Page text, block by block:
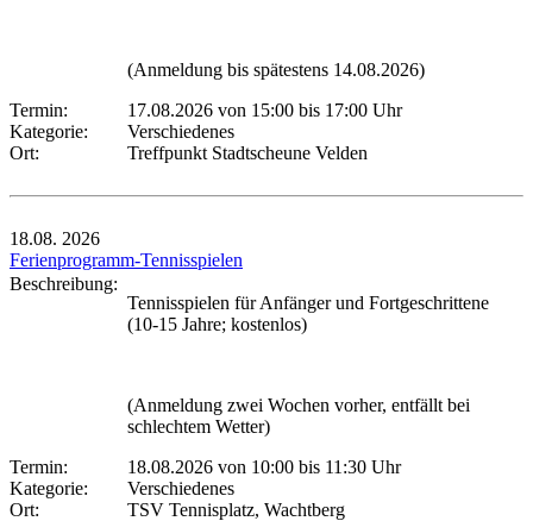
(Anmeldung bis spätestens 14.08.2026)
Termin:
17.08.2026 von 15:00 bis 17:00 Uhr
Kategorie:
Verschiedenes
Ort:
Treffpunkt Stadtscheune Velden
18.08. 2026
Ferienprogramm-Tennisspielen
Beschreibung:
Tennisspielen für Anfänger und Fortgeschrittene
(10-15 Jahre; kostenlos)
(Anmeldung zwei Wochen vorher, entfällt bei
schlechtem Wetter)
Termin:
18.08.2026 von 10:00 bis 11:30 Uhr
Kategorie:
Verschiedenes
Ort:
TSV Tennisplatz, Wachtberg